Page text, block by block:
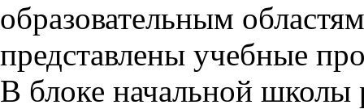
образовательным
представлены учебные
В блоке начальной школы